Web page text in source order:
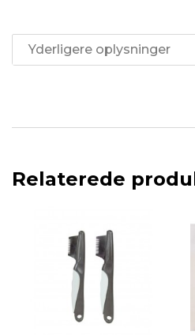
Yderligere oplysninger
Relaterede